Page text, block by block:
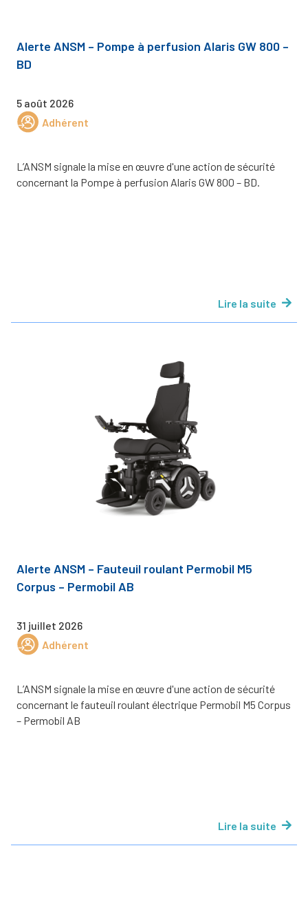
Alerte ANSM – Pompe à perfusion Alaris GW 800 –
BD
5 août 2026
Adhérent
L’ANSM signale la mise en œuvre d'une action de sécurité
concernant la Pompe à perfusion Alaris GW 800 – BD.
Lire la suite
Alerte ANSM – Fauteuil roulant Permobil M5
Corpus – Permobil AB
31 juillet 2026
Adhérent
L’ANSM signale la mise en œuvre d'une action de sécurité
concernant le fauteuil roulant électrique Permobil M5 Corpus
– Permobil AB
Lire la suite